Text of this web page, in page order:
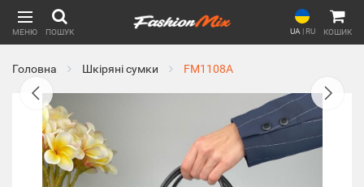
МЕНЮ ПОШУК UA | RU КОШИК
Головна Шкіряні сумки FM1108A